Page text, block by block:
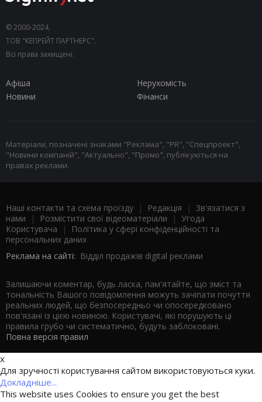
© 2000-2024,
ТОВ "КЕПРЕЙТ ПАРТНЕРС".
Всі права захищені.
Афіша
Нерухомість
Новини
Фінанси
Матеріали, позначені знаками "Реклама", "PR", "Спецпроект",
"Новини компаній", "Актуально", "Промо", публікуються на
правах реклами.
Наші контакти та схема проїзду | Редакція | Зв'язатися з
нами | Розмістити свої відеоматеріали | Угода
Користувача |
Політика у сфері конфіденційності та
персональних даних
Реклама на сайті: Відділ продажів digital реклами
Залишаючи коментар, будь ласка, пам'ятайте, що зміст та
тональність Вашого повідомлення можуть зачіпати почуття
реальних людей, що безпосередньо чи опосередковано
пов'язані із цією новиною. Користувачі, які порушують ці
правила грубо чи систематично, будуть заблоковані.
Повна версія правил
x
Для зручності користування сайтом використовуються куки.
Докладніше...
This website uses Cookies to ensure you get the best